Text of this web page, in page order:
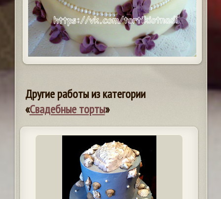
Другие работы из категории
«Свадебные торты»